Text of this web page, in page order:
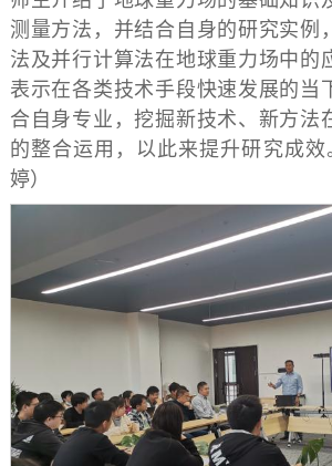
测量方法，并结合自身的研究实例
法及并行计算法在地球重力场中的
表示在各类技术手段快速发展的当
合自身专业，挖掘新技术、新方法
的整合运用，以此来提升研究成
婷）